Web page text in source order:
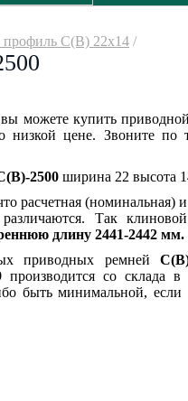
С(В) 22х14 /
можете купить
низкой цене. Звоните по
2500 ширина 22 высота
расчетная (номинальная)
Так
длину 2441-2442 мм.
приводных ремней
производится со склада
быть минимальной,